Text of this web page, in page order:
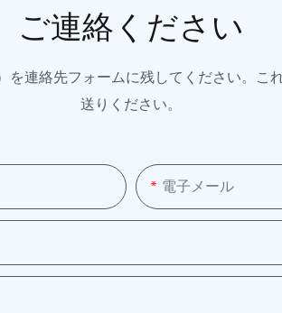
ご連絡ください
連絡先フォームに残してください。こ
送りください。
電子メール